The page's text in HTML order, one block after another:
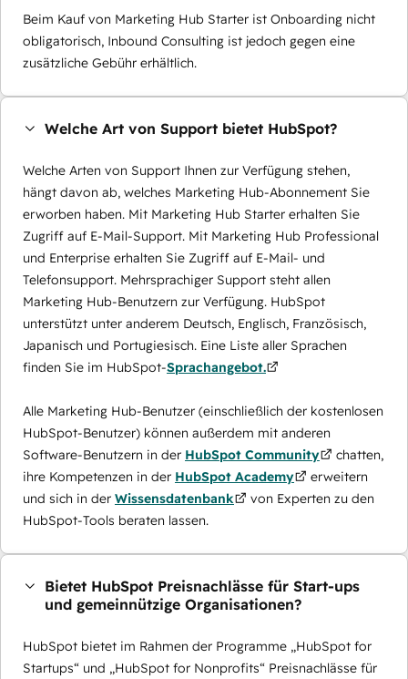
Beim Kauf von Marketing Hub Starter ist Onboarding nicht
obligatorisch, Inbound Consulting ist jedoch gegen eine
zusätzliche Gebühr erhältlich.
Welche Art von Support bietet HubSpot?
Welche Arten von Support Ihnen zur Verfügung stehen,
hängt davon ab, welches Marketing Hub-Abonnement Sie
erworben haben. Mit Marketing Hub Starter erhalten Sie
Zugriff auf E-Mail-Support. Mit Marketing Hub Professional
und Enterprise erhalten Sie Zugriff auf E-Mail- und
Telefonsupport. Mehrsprachiger Support steht allen
Marketing Hub-Benutzern zur Verfügung. HubSpot
unterstützt unter anderem Deutsch, Englisch, Französisch,
Japanisch und Portugiesisch. Eine Liste aller Sprachen
finden Sie im HubSpot-Sprachangebot.
Alle Marketing Hub-Benutzer (einschließlich der kostenlosen
HubSpot-Benutzer) können außerdem mit anderen
Software-Benutzern in der HubSpot Community
chatten,
ihre Kompetenzen in der HubSpot Academy
erweitern
und sich in der Wissensdatenbank
von Experten zu den
HubSpot-Tools beraten lassen.
Bietet HubSpot Preisnachlässe für Start-ups
und gemeinnützige Organisationen?
HubSpot bietet im Rahmen der Programme „HubSpot for
Startups“ und „HubSpot for Nonprofits“ Preisnachlässe für